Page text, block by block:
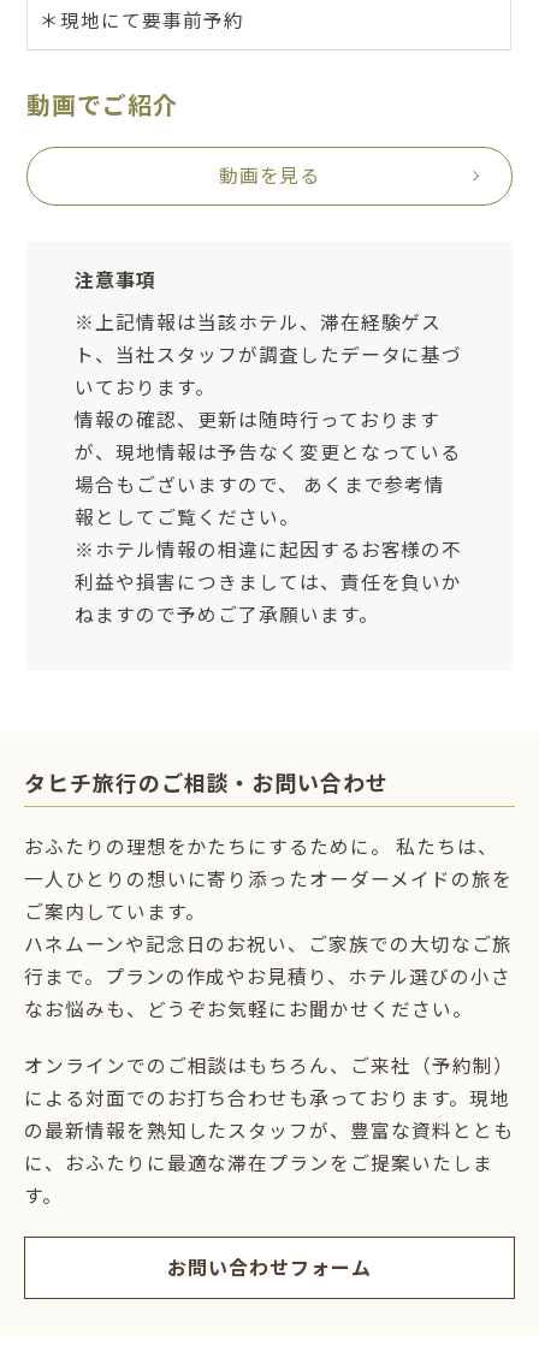
＊現地にて要事前予約
動画でご紹介
動画を見る
注意事項
※上記情報は当該ホテル、滞在経験ゲス
ト、当社スタッフが調査したデータに基づ
いております。
情報の確認、更新は随時行っております
が、現地情報は予告なく変更となっている
場合もございますので、 あくまで参考情
報としてご覧ください。
※ホテル情報の相違に起因するお客様の不
利益や損害につきましては、責任を負いか
ねますので予めご了承願います。
タヒチ旅行のご相談・お問い合わせ
おふたりの理想をかたちにするために。 私たちは、
一人ひとりの想いに寄り添ったオーダーメイドの旅を
ご案内しています。
ハネムーンや記念日のお祝い、ご家族での大切なご旅
行まで。プランの作成やお見積り、ホテル選びの小さ
なお悩みも、どうぞお気軽にお聞かせください。
オンラインでのご相談はもちろん、ご来社（予約制）
による対面でのお打ち合わせも承っております。現地
の最新情報を熟知したスタッフが、豊富な資料ととも
に、おふたりに最適な滞在プランをご提案いたしま
す。
お問い合わせフォーム